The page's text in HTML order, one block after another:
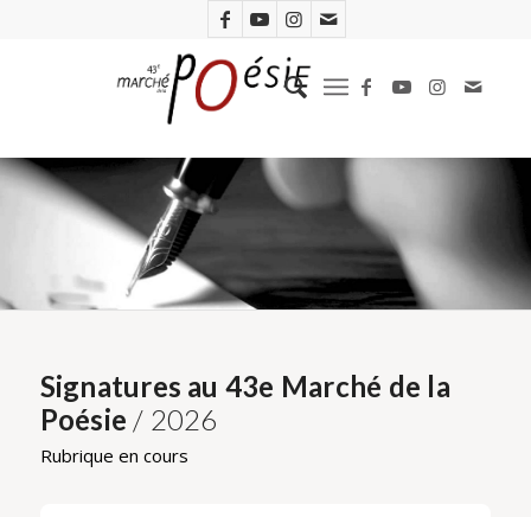
Signatures au 43e Marché de la
Poésie / 2026
Rubrique en cours